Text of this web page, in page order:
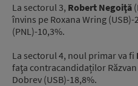
La sectorul 3, Robert Negoiţă
învins pe Roxana Wring
(PNL)-10,3%.
La sectorul 4, noul primar va fi
faţa contracandidaților
Dobrev (USB)-18,8%.